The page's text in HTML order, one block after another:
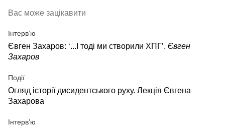
Вас може зацікавити
Інтерв’ю
Євген Захаров: ‘...І тоді ми створили ХПГ’. Євген
Захаров
Події
Огляд історії дисидентського руху. Лекція Євгена
Захарова
Інтерв’ю